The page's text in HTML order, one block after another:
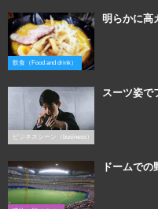
飲食（Food and drink）
明らかに高
ビジネスシーン（business）
スーツ姿で
ドームでの